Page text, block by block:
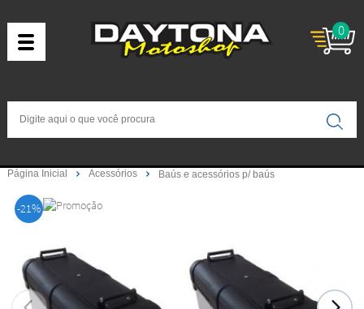
0
Página Inicial Acessórios Baús e acessórios p/ baús
-21%